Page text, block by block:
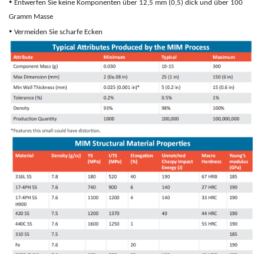
Entwerfen Sie keine Komponenten über 12,5 mm (0,5) dick und über 100
Gramm Masse
• Vermeiden Sie scharfe Ecken